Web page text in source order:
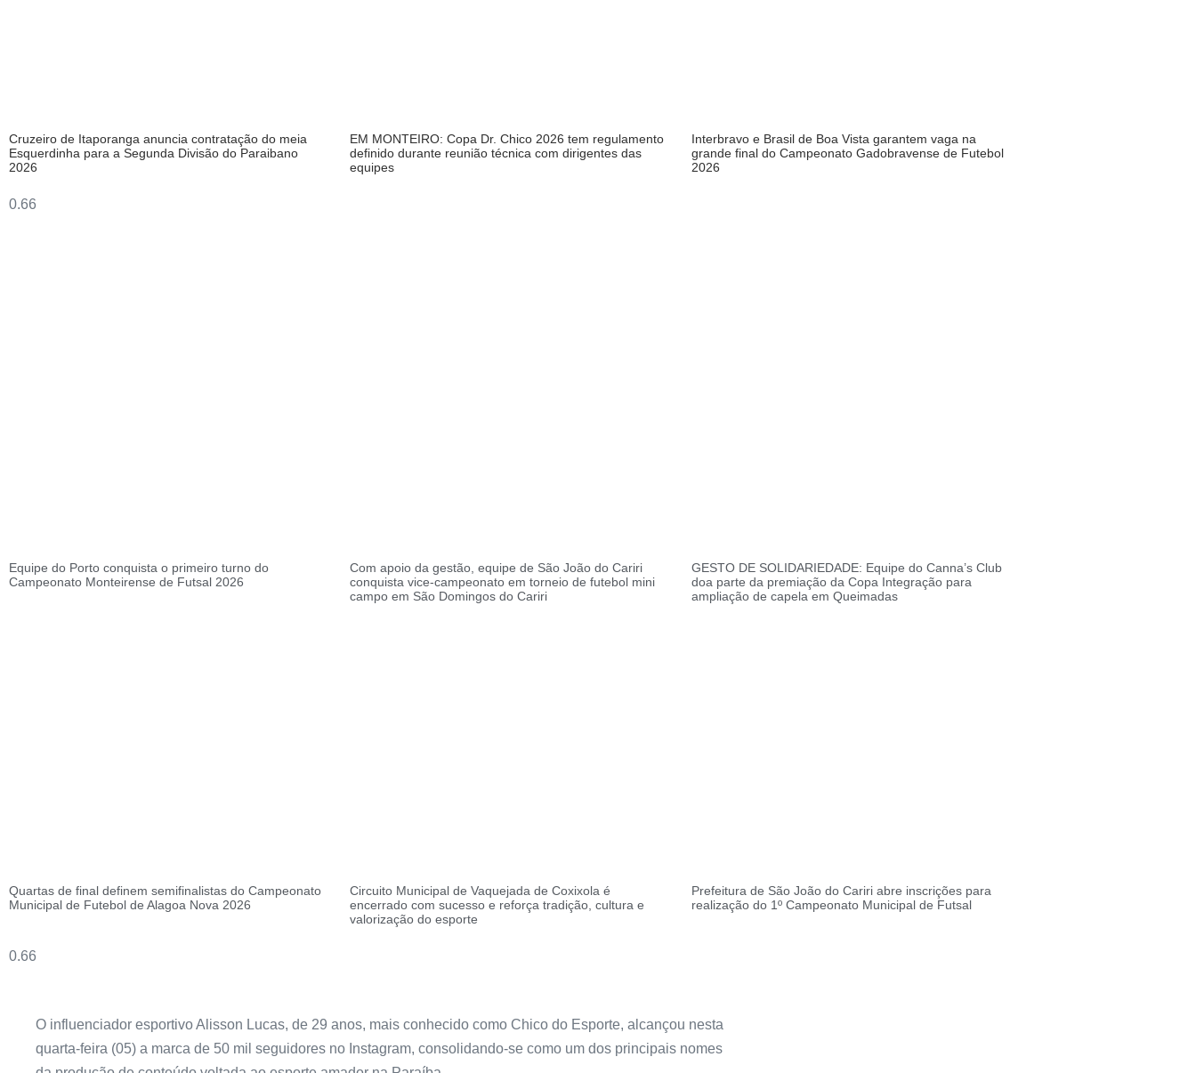
Cruzeiro de Itaporanga anuncia contratação do meia
Esquerdinha para a Segunda Divisão do Paraibano
2026
EM MONTEIRO: Copa Dr. Chico 2026 tem regulamento
definido durante reunião técnica com dirigentes das
equipes
Interbravo e Brasil de Boa Vista garantem vaga na
grande final do Campeonato Gadobravense de Futebol
2026
Equipe do Porto conquista o primeiro turno do
Campeonato Monteirense de Futsal 2026
Com apoio da gestão, equipe de São João do Cariri
conquista vice-campeonato em torneio de futebol mini
campo em São Domingos do Cariri
GESTO DE SOLIDARIEDADE: Equipe do Canna’s Club
doa parte da premiação da Copa Integração para
ampliação de capela em Queimadas
Quartas de final definem semifinalistas do Campeonato
Municipal de Futebol de Alagoa Nova 2026
Circuito Municipal de Vaquejada de Coxixola é
encerrado com sucesso e reforça tradição, cultura e
valorização do esporte
Prefeitura de São João do Cariri abre inscrições para
realização do 1º Campeonato Municipal de Futsal
O influenciador esportivo Alisson Lucas, de 29 anos, mais conhecido como Chico do Esporte, alcançou nesta
quarta-feira (05) a marca de 50 mil seguidores no Instagram, consolidando-se como um dos principais nomes